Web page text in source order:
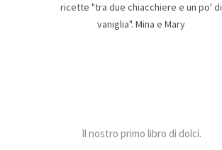
ricette "tra due chiacchiere e un po' di
vaniglia". Mina e Mary
Il nostro primo libro di dolci.